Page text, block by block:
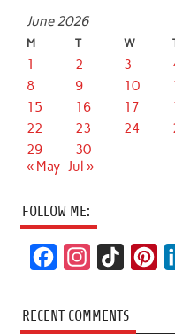
June 2026
M T W
1 2 3
8
9 10
15
16 17
22
23 24
29
30
« May Jul »
FOLLOW ME:
c
s
k
RECENT COMMENTS